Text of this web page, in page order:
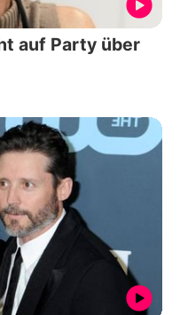
auf Party über